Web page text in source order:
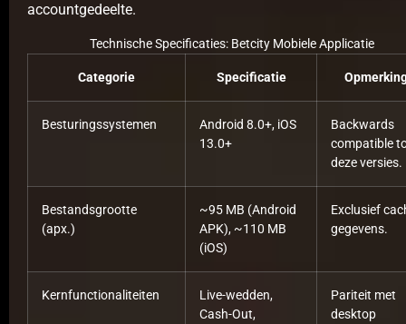
accountgedeelte.
Technische Specificaties: Betcity Mobiele Applicatie
Categorie Specificatie
Besturingssystemen
Android 8.0+, iOS
13.0+
Backwards
compatible
deze versies.
Bestandsgrootte
(apx.)
~95 MB (Android
APK), ~110 MB
(iOS)
Exclusief
gegevens.
Kernfunctionaliteiten
Live-wedden,
Cash-Out,
Pariteit met
desktop